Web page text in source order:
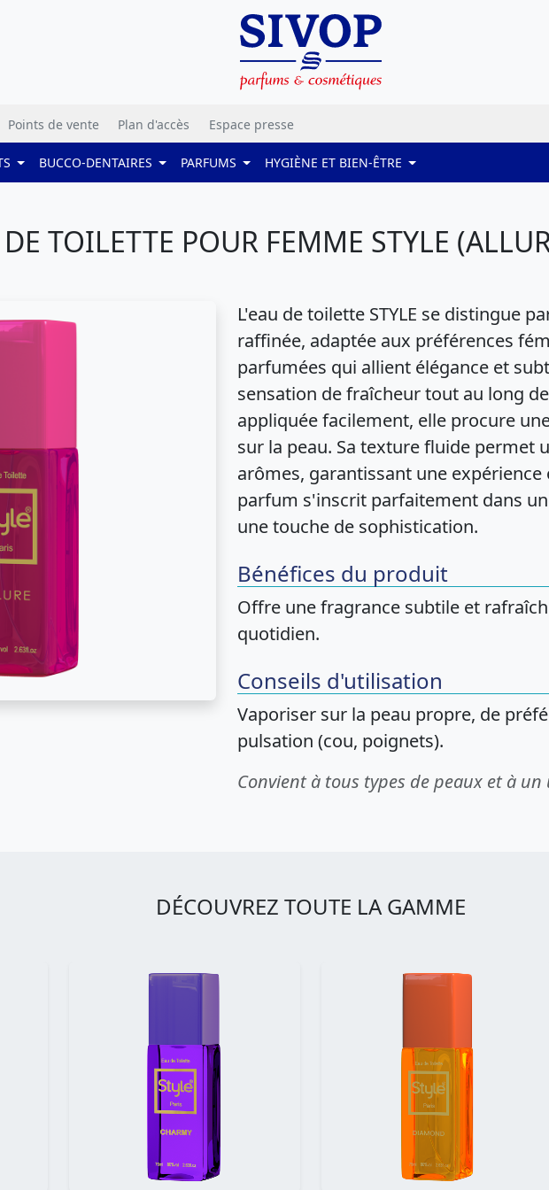
Points de vente Plan d'accès Espace presse
BUCCO-DENTAIRES PARFUMS HYGIÈNE ET BIEN-ÊTRE
TOILETTE POUR FEMME STYLE
L'eau de toilette STYLE se distingue
raffinée, adaptée aux préférences
parfumées qui allient élégance et
sensation de fraîcheur tout au long
appliquée facilement, elle procure
sur la peau. Sa texture fluide permet
arômes, garantissant une
parfum s'inscrit parfaitement dans
une touche de sophistication.
Bénéfices du produit
Offre une fragrance subtile et
quotidien.
Conseils d'utilisation
Vaporiser sur la peau propre, de
pulsation (cou, poignets).
Convient à tous types de peaux et à
DÉCOUVREZ TOUTE LA GAMME